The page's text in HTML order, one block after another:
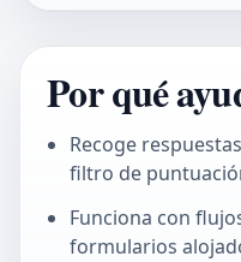
Por qué
Recoge
filtro de
Funciona con
formularios